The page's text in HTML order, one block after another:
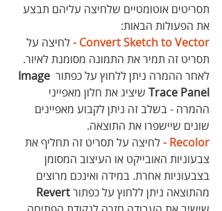
תסריטים אוטומטיים שלחיצה עליהם תבצע
את הפעולות הבאות:
Convert Sketch to Vector -
לחיצה על
תסריט זה תמיר את התמונה מסומנת לאיור.
לאחר ההמרה ניתן ללחוץ על כפתור Image
Trace Panel שיציג את חלון מאפייני
ההמרה - בשלב זה ניתן לקבוע מאפיינים
שונים שיישפרו את התוצאה.
Recolor -
לחיצה על תסריט זה תחליף את
צבעוניות האובייקט או העיצוב המסומן
בצבעוניות אחרת. במידה ואינכם מרוצים
מהתוצאה ניתן ללחוץ על כפתור Revert